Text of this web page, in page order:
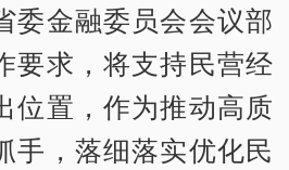
委金融委员会会议部
要求，将支持民营经
位置，作为推动高质
手，落细落实优化民